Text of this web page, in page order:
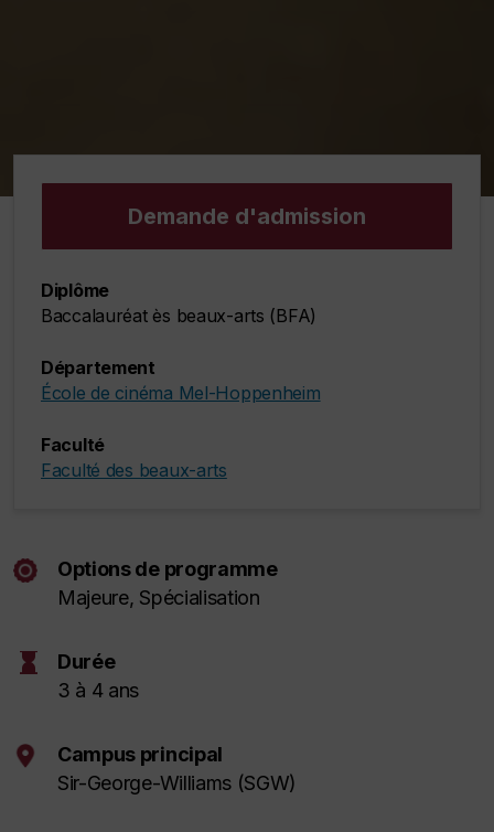
Demande d'admission
Diplôme
Baccalauréat ès beaux-arts (BFA)
Département
École de cinéma Mel-Hoppenheim
Faculté
Faculté des beaux-arts
Options de programme
Majeure, Spécialisation
hourglass
Durée
3 à 4 ans
Campus principal
Sir-George-Williams (SGW)